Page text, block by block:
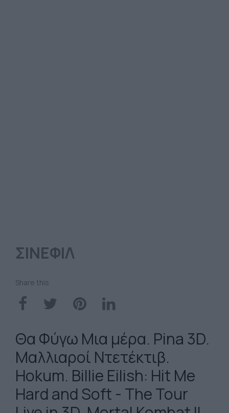
ΣΙΝΕΦΙΛ
Share this
Θα Φύγω Μια μέρα. Pina 3D.
Μαλλιαροί Ντετέκτιβ.
Hokum. Billie Eilish: Hit Me
Hard and Soft - The Tour